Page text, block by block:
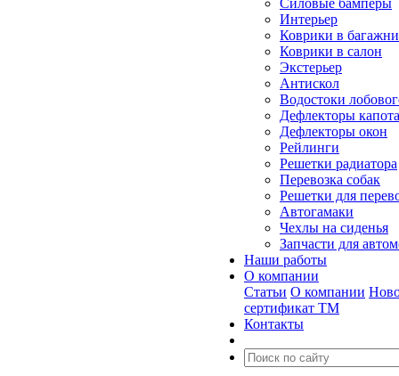
Силовые бамперы
Интерьер
Коврики в
Коврики в салон
Экстерьер
Антискол
Водостоки
Дефлекторы капота
Дефлекторы окон
Рейлинги
Решетки радиатора
Перевозка собак
Решетки для
Автогамаки
Чехлы на сиденья
Запчасти для
Наши работы
О компании
Статьи О компании
сертификат ТМ
Контакты